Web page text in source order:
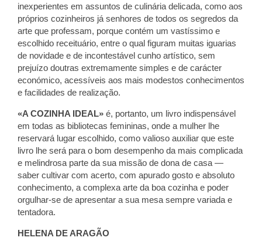
inexperientes em assuntos de culinária delicada, como aos
próprios cozinheiros já senhores de todos os segredos da
arte que professam, porque contém um vastíssimo e
escolhido receituário, entre o qual figuram muitas iguarias
de novidade e de incontestável cunho artístico, sem
prejuízo doutras extremamente simples e de carácter
económico, acessíveis aos mais modestos conhecimentos
e facilidades de realização.
«A COZINHA IDEAL» é, portanto, um livro indispensável
em todas as bibliotecas femininas, onde a mulher lhe
reservará lugar escolhido, como valioso auxiliar que este
livro lhe será para o bom desempenho da mais complicada
e melindrosa parte da sua missão de dona de casa —
saber cultivar com acerto, com apurado gosto e absoluto
conhecimento, a complexa arte da boa cozinha e poder
orgulhar-se de apresentar a sua mesa sempre variada e
tentadora.
HELENA DE ARAGÃO